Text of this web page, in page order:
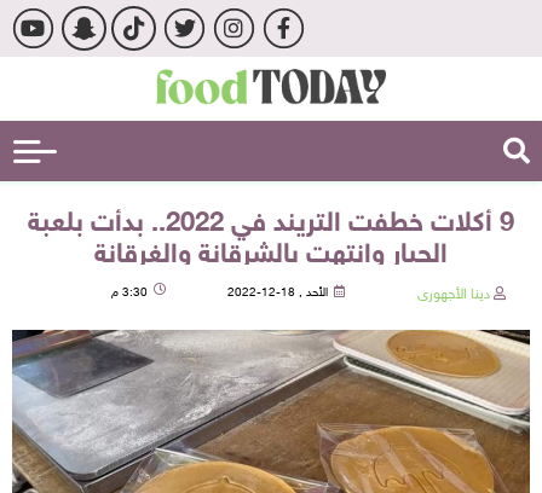
9 أكلات خطفت التريند في 2022.. بدأت بلعبة
الحبار وانتهت بالشرقانة والغرقانة
دينا الأجهورى الأحد , 18-12-2022 3:30 م